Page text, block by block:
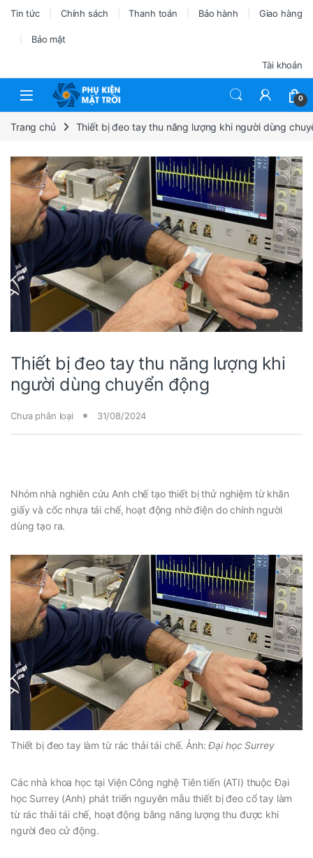
Tin tức Chính sách Thanh toán Bảo hành Giao hàng
Bảo mật
Tài khoản
0
Trang chủ Thiết bị đeo tay thu năng lượng khi người dùng
Thiết bị đeo tay thu năng lượng khi
người dùng chuyển động
Chưa phân loại 31/08/2024
Nhóm nhà nghiên cứu Anh chế tạo thiết bị thử nghiệm từ khăn
giấy và cốc nhựa tái chế, hoạt động nhờ điện do chính người
dùng tạo ra.
Thiết bị đeo tay làm từ rác thải tái chế. Ảnh:Đại học Surrey
Các nhà khoa học tại Viện Công nghệ Tiên tiến (ATI) thuộc Đại
học Surrey (Anh) phát triển nguyên mẫu thiết bị đeo cổ tay làm
từ rác thải tái chế, hoạt động bằng năng lượng thu được khi
người đeo cử động.